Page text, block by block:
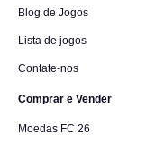
Blog de Jogos
Lista de jogos
Contate-nos
Comprar e Vender
Moedas FC 26